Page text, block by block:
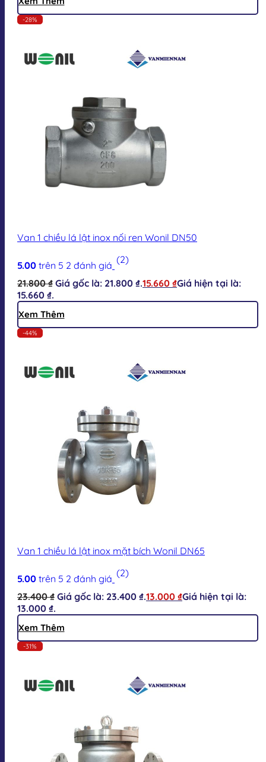
-28%
Van 1 chiều lá lật inox nối ren Wonil DN50
5.00 trên 5 2 đánh giá (2)
21.800₫ Giá gốc là: 21.800 ₫.15.660 ₫Giá hiện tại là:
15.660 ₫.
Xem Thêm
-44%
Van 1 chiều lá lật inox mặt bích Wonil DN65
5.00 trên 5 2 đánh giá (2)
23.400₫ Giá gốc là: 23.400 ₫.13.000 ₫Giá hiện tại là:
13.000 ₫.
Xem Thêm
-31%